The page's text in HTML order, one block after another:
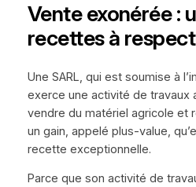
Vente exonérée :
recettes à
Une SARL, qui est soumise à
exerce une activité de travaux
vendre du matériel agricole et
un gain, appelé plus-value,
recette exceptionnelle.
Parce que son activité de